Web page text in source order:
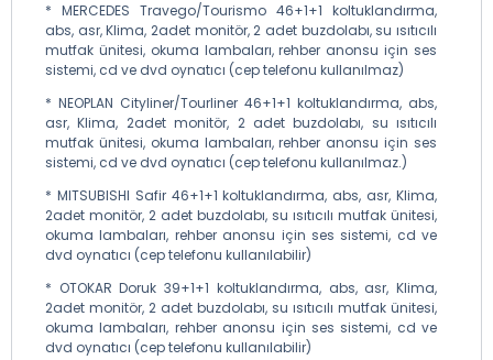
* MERCEDES Travego/Tourismo 46+1+1 koltuklandırma,
abs, asr, Klima, 2adet monitör, 2 adet buzdolabı, su ısıtıcılı
mutfak ünitesi, okuma lambaları, rehber anonsu için ses
sistemi, cd ve dvd oynatıcı (cep telefonu kullanılmaz)
* NEOPLAN Cityliner/Tourliner 46+1+1 koltuklandırma, abs,
asr, Klima, 2adet monitör, 2 adet buzdolabı, su ısıtıcılı
mutfak ünitesi, okuma lambaları, rehber anonsu için ses
sistemi, cd ve dvd oynatıcı (cep telefonu kullanılmaz.)
* MITSUBISHI Safir 46+1+1 koltuklandırma, abs, asr, Klima,
2adet monitör, 2 adet buzdolabı, su ısıtıcılı mutfak ünitesi,
okuma lambaları, rehber anonsu için ses sistemi, cd ve
dvd oynatıcı (cep telefonu kullanılabilir)
* OTOKAR Doruk 39+1+1 koltuklandırma, abs, asr, Klima,
2adet monitör, 2 adet buzdolabı, su ısıtıcılı mutfak ünitesi,
okuma lambaları, rehber anonsu için ses sistemi, cd ve
dvd oynatıcı (cep telefonu kullanılabilir)